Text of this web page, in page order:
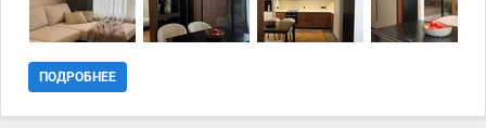
встановлені меблі, виготовлені на замовлення. Кухня та всі
корпусні меблі виконані за індивідуальним проєктом. Особливу
багато продуманих місць для зберігання. У квартирі: — кварцова
стільниця та підвіконня; — натяжні стелі; — фарбовані стіни; — двері
ПОДРОБНЕЕ